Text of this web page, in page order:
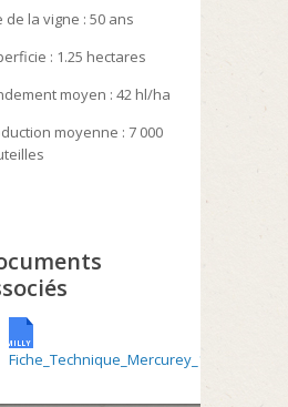
de la vigne : 50 ans
: 1.25 hectares
moyen : 42 hl/ha
moyenne : 7 000